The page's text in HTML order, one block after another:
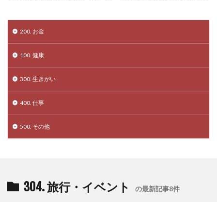
200. お金
100. 健康
300. 生きがい
400. 仕事
500. その他
304. 旅行・イベント の最新記事8件